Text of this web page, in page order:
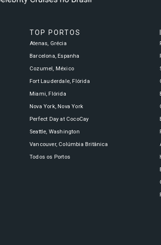
TOP PORTOS
Atenas, Grécia
Barcelona, Espanha
Cozumel, México
Fort Lauderdale, Flórida
Miami, Flórida
Nova York, Nova York
Perfect Day at CocoCay
Seattle, Washington
Vancouver, Colúmbia Britânica
Todos os Portos